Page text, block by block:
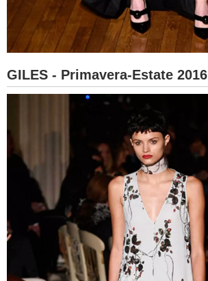
GILES - Primavera-Estate 2016